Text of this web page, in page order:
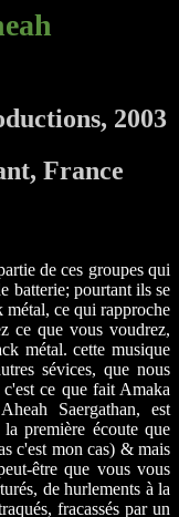
2003
France
de ces groupes qui
batterie; pourtant ils se
métal, ce qui rapproche
ce que vous voudrez,
métal. cette musique
sévices, que nous
ce que fait Amaka
Saergathan, est
première écoute que
c'est mon cas) & mais
être que vous vous
de hurlements à la
fracassés par un